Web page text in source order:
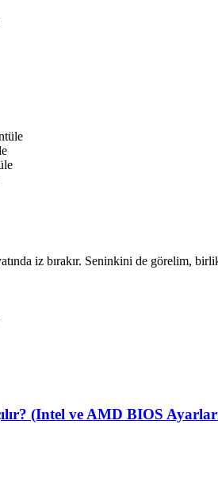
iz bırakır. Seninkini de görelim,
(Intel ve AMD BIOS